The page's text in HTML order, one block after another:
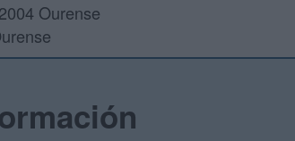
Ourense